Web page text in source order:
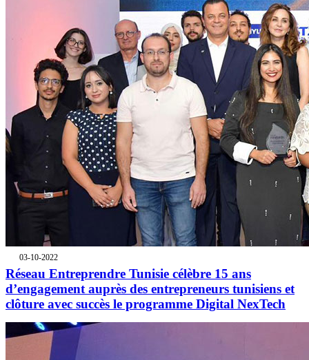
03-10-2022
Réseau Entreprendre Tunisie célèbre 15 ans
d’engagement auprès des entrepreneurs tunisiens et
clôture avec succès le programme Digital NexTech